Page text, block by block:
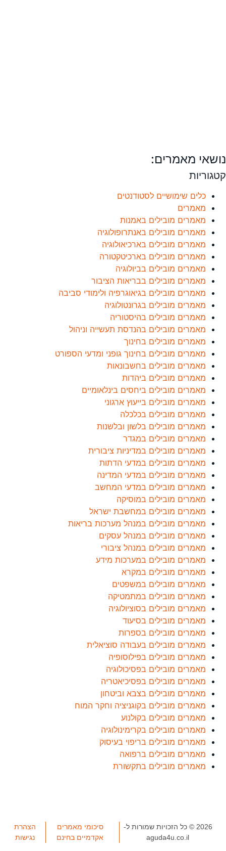
נושאי מאמרים:
קטגוריות
כלים שימושיים לסטודנטים
מאמרים
מאמרים מובילים באמנות
מאמרים מובילים באנתרופולוגיה
מאמרים מובילים בארכיאולוגיה
מאמרים מובילים בארכיטקטורה
מאמרים מובילים בביולוגיה
מאמרים מובילים בבריאות הציבור
מאמרים מובילים בגיאוגרפיה ולימודי סביבה
מאמרים מובילים בגרונטולוגיה
מאמרים מובילים בהיסטוריה
מאמרים מובילים בהנדסת תעשייה וניהול
מאמרים מובילים בחינוך
מאמרים מובילים בחינוך גופני ומדעי הספורט
מאמרים מובילים בחשבונאות
מאמרים מובילים ביהדות
מאמרים מובילים ביחסים בינלאומיים
מאמרים מובילים בייעוץ ארגוני
מאמרים מובילים בכלכלה
מאמרים מובילים בלשון ובלשנות
מאמרים מובילים במגדר
מאמרים מובילים במדיניות ציבורית
מאמרים מובילים במדעי הדתות
מאמרים מובילים במדעי המדינה
מאמרים מובילים במדעי המחשב
מאמרים מובילים במוסיקה
מאמרים מובילים במחשבת ישראל
מאמרים מובילים במנהל מערכות בריאות
מאמרים מובילים במנהל עסקים
מאמרים מובילים במנהל ציבורי
מאמרים מובילים במערכות מידע
מאמרים מובילים במקרא
מאמרים מובילים במשפטים
מאמרים מובילים במתמטיקה
מאמרים מובילים בסוציולוגיה
מאמרים מובילים בסיעוד
מאמרים מובילים בספרות
מאמרים מובילים בעבודה סוציאלית
מאמרים מובילים בפילוסופיה
מאמרים מובילים בפסיכולוגיה
מאמרים מובילים בפסיכיאטריה
מאמרים מובילים בצבא וביטחון
מאמרים מובילים בקוגניציה וחקר המוח
מאמרים מובילים בקולנוע
מאמרים מובילים בקרימינולוגיה
מאמרים מובילים בריפוי בעיסוק
מאמרים מובילים ברפואה
מאמרים מובילים בתקשורת
2026 © כל הזכויות שמורות ל-
aguda4u.co.il
סיכומי מאמרים
אקדמיים בחינם
הצהרת
נגישות